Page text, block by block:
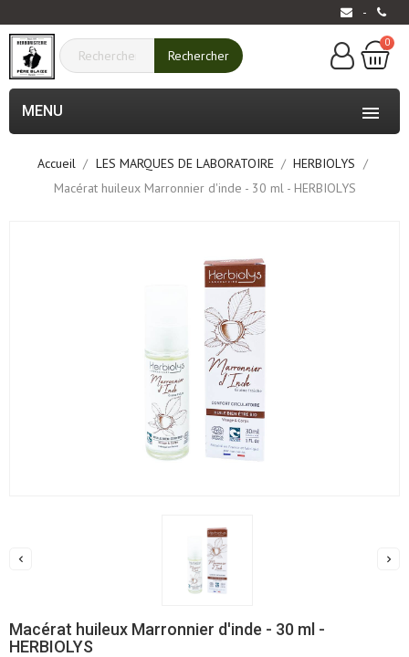
-
0
Rechercher

MENU
Accueil LES MARQUES DE LABORATOIRE
HERBIOLYS
Macérat huileux Marronnier d'inde - 30 ml - HERBIOLYS
 
Macérat huileux Marronnier d'inde - 30 ml -
HERBIOLYS